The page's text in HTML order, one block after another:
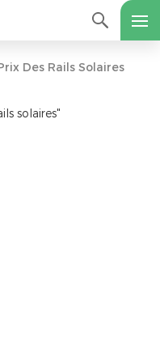
​​​​des Rails Solaires
solaires"